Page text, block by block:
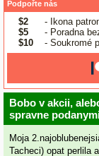
Podpořte nás
$2
- Ikona
$5
- Poradna
$10
- Soukromé
Bobo v akcii,
spravne
Moja
Tacheci) opat perlila